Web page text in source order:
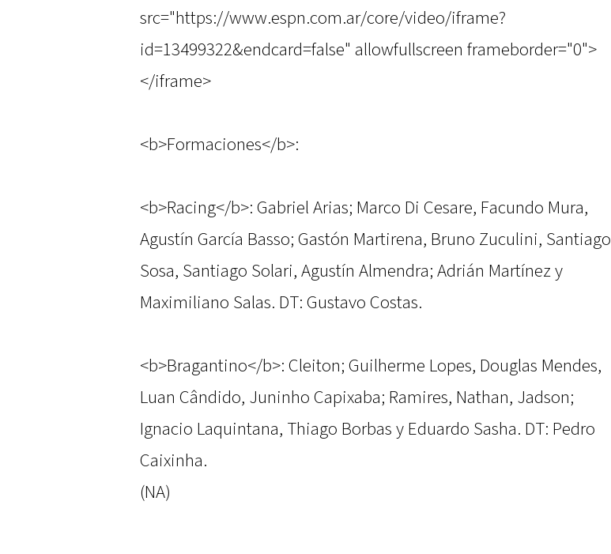
src="https://www.espn.com.ar/core/video/iframe?
id=13499322&endcard=false" allowfullscreen frameborder="0">
</iframe>
<b>Formaciones</b>:
<b>Racing</b>: Gabriel Arias; Marco Di Cesare, Facundo Mura,
Agustín García Basso; Gastón Martirena, Bruno Zuculini, Santiago
Sosa, Santiago Solari, Agustín Almendra; Adrián Martínez y
Maximiliano Salas. DT: Gustavo Costas.
<b>Bragantino</b>: Cleiton; Guilherme Lopes, Douglas Mendes,
Luan Cândido, Juninho Capixaba; Ramires, Nathan, Jadson;
Ignacio Laquintana, Thiago Borbas y Eduardo Sasha. DT: Pedro
Caixinha.
(NA)